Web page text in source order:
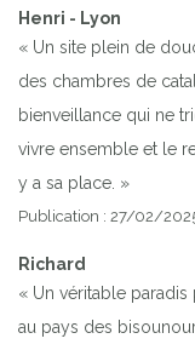
Henri - Lyon
« Un site plein de
des chambres de
bienveillance qui ne
vivre ensemble et le
y a sa place. »
Publication : 27/02/
Richard
« Un véritable
au pays des